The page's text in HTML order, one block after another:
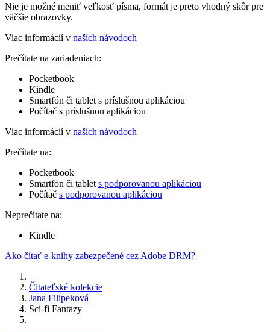
Nie je možné meniť veľkosť písma, formát je preto vhodný skôr pre
väčšie obrazovky.
Viac informácií v našich návodoch
Prečítate na zariadeniach:
Pocketbook
Kindle
Smartfón či tablet s príslušnou aplikáciou
Počítač s príslušnou aplikáciou
Viac informácií v našich návodoch
Prečítate na:
Pocketbook
Smartfón či tablet s podporovanou aplikáciou
Počítač s podporovanou aplikáciou
Neprečítate na:
Kindle
Ako čítať e-knihy zabezpečené cez Adobe DRM?
Čitateľské kolekcie
Jana Filipeková
Sci-fi Fantazy